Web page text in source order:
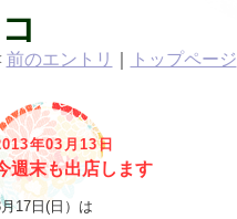
前のエントリ トップページ
年03月13日
週末も出店します
17日(日）は